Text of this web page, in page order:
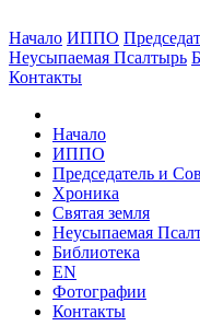
Начало ИППО
Неусыпаемая Псалтырь
Контакты
Начало
ИППО
Председатель и
Хроника
Святая земля
Неусыпаемая
Библиотека
EN
Фотографии
Контакты